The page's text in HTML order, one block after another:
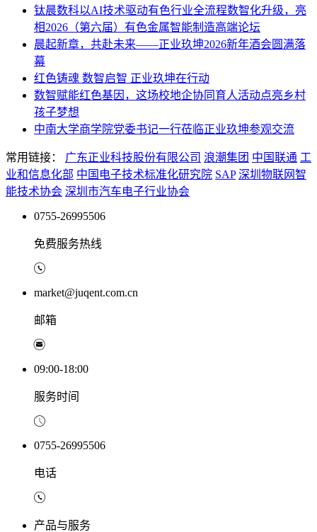
钛晨数科以AI技术驱动有色行业全流程数智化升级，亮
相2026（第六届）有色金属智能制造高端论坛
晨起新章，共赴未来——正业玖坤2026新年酒会圆满落
幕
红色铸魂 数智启智 正业玖坤在行动
数智赋能红色基因，这场校地企协同育人活动点亮乡村
孩子梦想
中南大学商学院党委书记一行莅临正业玖坤参观交流
常用链接： 广东正业科技股份有限公司 浪潮集团 中国联通 工
业和信息化部 中国电子技术标准化研究院 SAP 深圳物联网智
能技术协会 深圳市汽车电子行业协会
0755-26995506
免费服务热线
market@juqent.com.cn
邮箱
09:00-18:00
服务时间
0755-26995506
电话
产品与服务